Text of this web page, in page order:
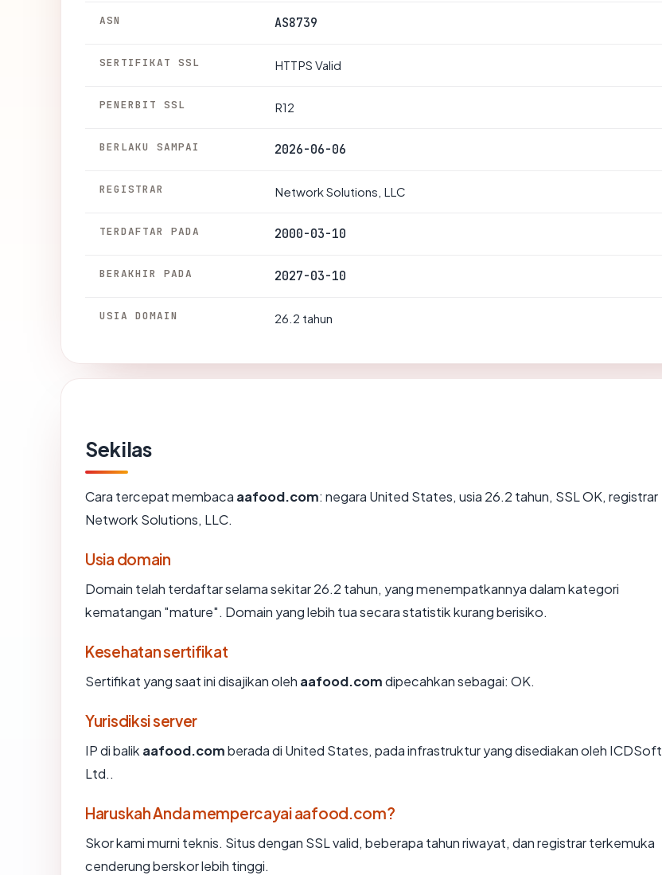
ASN AS8739
SERTIFIKAT SSL HTTPS Valid
PENERBIT SSL R12
BERLAKU SAMPAI 2026-06-06
REGISTRAR Network Solutions, LLC
TERDAFTAR PADA 2000-03-10
BERAKHIR PADA 2027-03-10
USIA DOMAIN 26.2 tahun
Sekilas
Cara tercepat membaca aafood.com: negara United States, usia 26.2 tahun, SSL OK, registrar
Network Solutions, LLC.
Usia domain
Domain telah terdaftar selama sekitar 26.2 tahun, yang menempatkannya dalam kategori
kematangan "mature". Domain yang lebih tua secara statistik kurang berisiko.
Kesehatan sertifikat
Sertifikat yang saat ini disajikan oleh aafood.comdipecahkan sebagai: OK.
Yurisdiksi server
IP di balik aafood.comberada di United States, pada infrastruktur yang disediakan oleh ICDSoft
Ltd..
Haruskah Anda mempercayai aafood.com?
Skor kami murni teknis. Situs dengan SSL valid, beberapa tahun riwayat, dan registrar terkemuka
cenderung berskor lebih tinggi.